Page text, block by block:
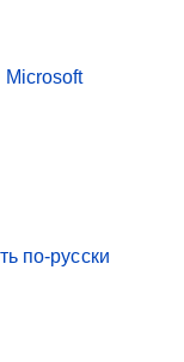
по-русски